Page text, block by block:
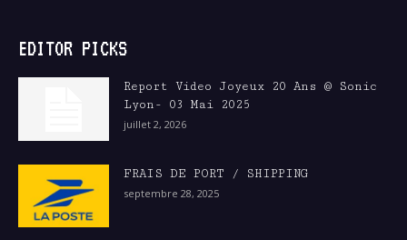
EDITOR PICKS
Report Video Joyeux 20 Ans @ Sonic
Lyon- 03 Mai 2025
juillet 2, 2026
FRAIS DE PORT / SHIPPING
septembre 28, 2025